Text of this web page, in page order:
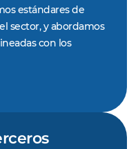
estándares de
sector, y abordamos
con los